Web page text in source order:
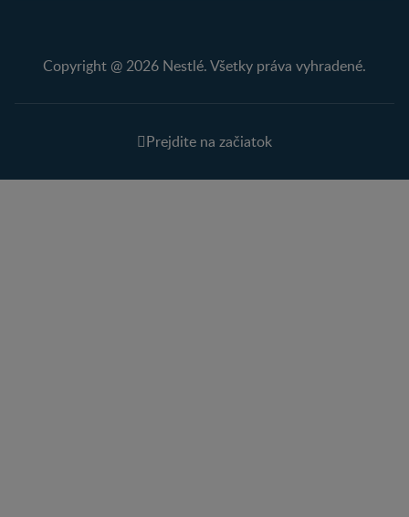
Copyright @ 2026 Nestlé. Všetky práva vyhradené.
Prejdite na začiatok